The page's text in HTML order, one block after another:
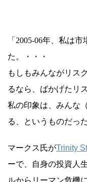
「2005-06年、私は
た。・・・
もしもみんながリス
るなら、ばかげたリ
私の印象は、みんな
る、というものだった
マークス氏がTrinity
ーで、自身の投資人